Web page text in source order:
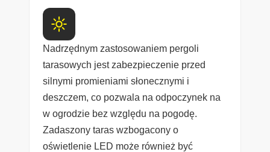
Nadrzędnym zastosowaniem pergoli
tarasowych jest zabezpieczenie przed
silnymi promieniami słonecznymi i
deszczem, co pozwala na odpoczynek na
w ogrodzie bez względu na pogodę.
Zadaszony taras wzbogacony o
oświetlenie LED może również być